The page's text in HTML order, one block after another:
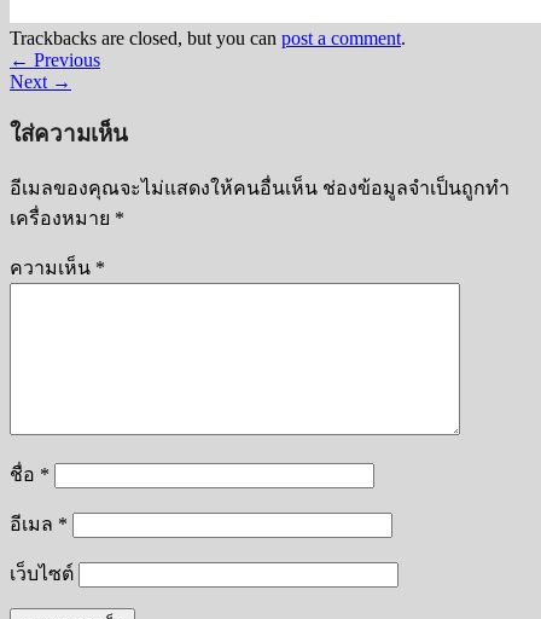
Trackbacks are closed, but you can post a comment.
← Previous
Next →
ใส่ความเห็น
อีเมลของคุณจะไม่แสดงให้คนอื่นเห็น ช่องข้อมูลจำเป็นถูกทำ
เครื่องหมาย *
ความเห็น *
ชื่อ *
อีเมล *
เว็บไซต์